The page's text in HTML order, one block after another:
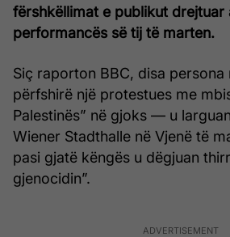
fërshkëllimat e publikut drejtuar
performancës së tij të marten.
Siç raporton BBC, disa
përfshirë një protestues me
Palestinës” në gjoks — u
Wiener Stadthalle në Vjenë të
pasi gjatë këngës u dëgjuan
gjenocidin”.